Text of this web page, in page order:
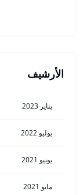
الأرشيف
يناير 2023
يوليو 2022
يونيو 2021
مايو 2021